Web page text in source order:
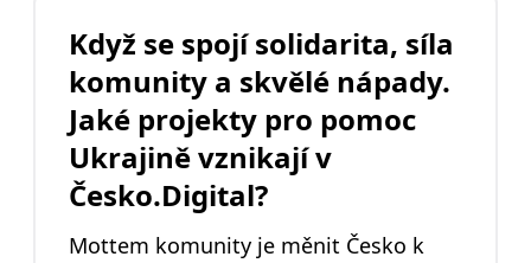
hledají jim střechu nad hlavou, najdou
školku i práci ještě dříve, než se státní
mašinérie rozkouká. Co dalšího
dovedou? Čtěte dál. Ale pozor, může se
stát, že budete chtít být toho všeho
součástí.
Když se spojí solidarita, síla
komunity a skvělé nápady.
Jaké projekty pro pomoc
Ukrajině vznikají v
Česko.Digital?
Mottem komunity je měnit Česko k